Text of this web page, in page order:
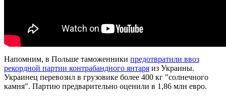
Напомним, в Польше таможенники предотвратили ввоз
рекордной партии контрабандного янтаря из Украины.
Украинец перевозил в грузовике более 400 кг "солнечного
камня". Партию предварительно оценили в 1,86 млн евро.